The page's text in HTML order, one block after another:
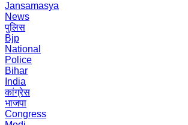
Jansamasya
News
पुलिस
Bjp
National
Police
Bihar
India
कांग्रेस
भाजपा
Congress